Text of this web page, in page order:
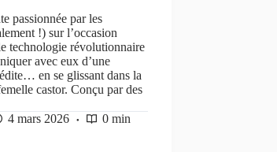
passionnée par les
!) sur l’occasion
technologie révolutionnaire
avec eux d’une
en se glissant dans la
castor. Conçu par des
4 mars 2026 0 min